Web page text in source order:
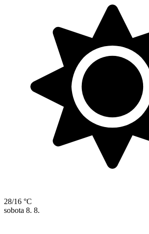
28/16 °C
sobota 8. 8.